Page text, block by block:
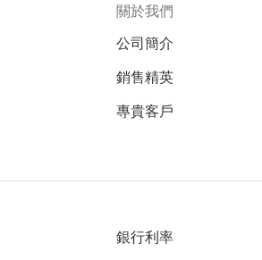
關於我們
公司簡介
銷售精英
專貴客戶
銀行利率